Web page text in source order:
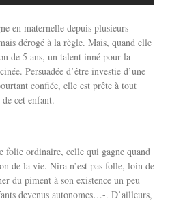
en maternelle depuis plusieurs
dérogé à la règle. Mais, quand elle
de 5 ans, un talent inné pour la
Persuadée d’être investie d’une
confiée, elle est prête à tout
cet enfant.
folie ordinaire, celle qui gagne quand
de la vie. Nira n’est pas folle, loin de
du piment à son existence un peu
devenus autonomes…-. D’ailleurs,